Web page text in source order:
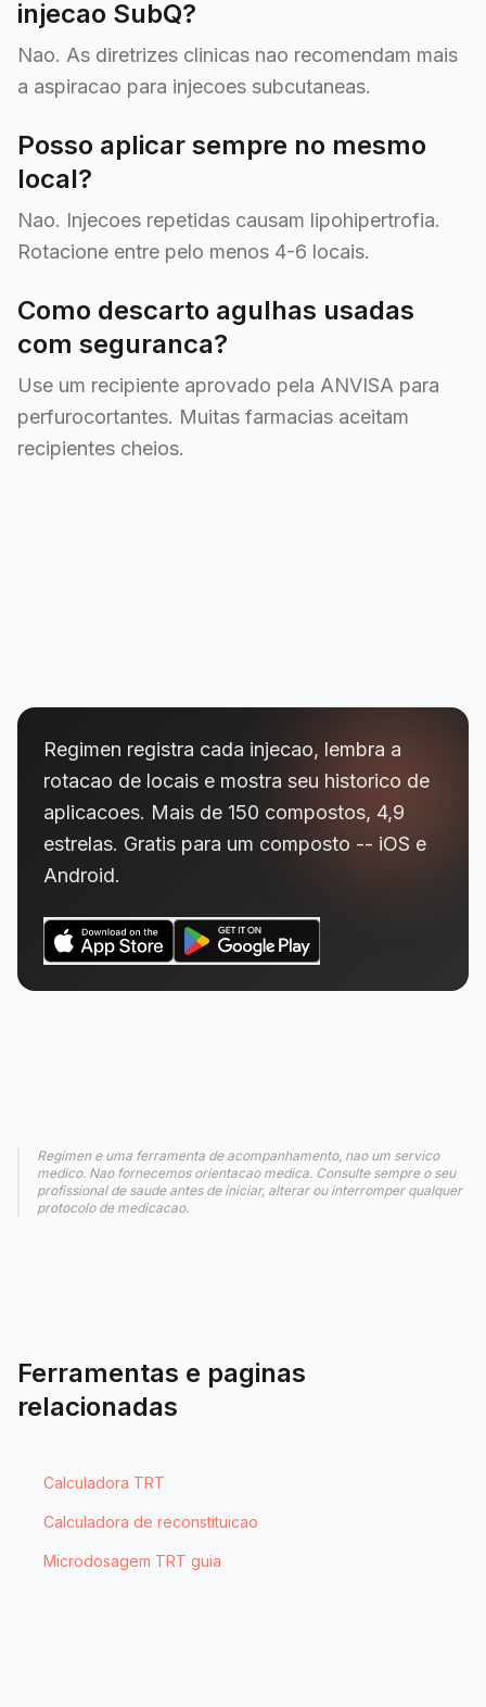
injecao SubQ?
Nao. As diretrizes clinicas nao recomendam mais
a aspiracao para injecoes subcutaneas.
Posso aplicar sempre no mesmo
local?
Nao. Injecoes repetidas causam lipohipertrofia.
Rotacione entre pelo menos 4-6 locais.
Como descarto agulhas usadas
com seguranca?
Use um recipiente aprovado pela ANVISA para
perfurocortantes. Muitas farmacias aceitam
recipientes cheios.
Regimen registra cada injecao, lembra a
rotacao de locais e mostra seu historico de
aplicacoes. Mais de 150 compostos, 4,9
estrelas. Gratis para um composto -- iOS e
Android.
Regimen e uma ferramenta de acompanhamento, nao um servico
medico. Nao fornecemos orientacao medica. Consulte sempre o seu
profissional de saude antes de iniciar, alterar ou interromper qualquer
protocolo de medicacao.
Ferramentas e paginas
relacionadas
Calculadora TRT
Calculadora de reconstituicao
Microdosagem TRT guia